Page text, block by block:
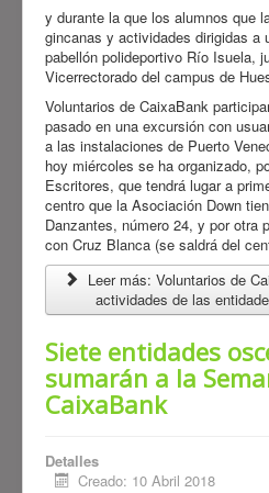
y durante la que los alumnos que
gincanas y actividades dirigidas a
pabellón polideportivo Río Isuela,
Vicerrectorado del campus de
Voluntarios de CaixaBank
pasado en una excursión con
a las instalaciones de Puerto
hoy miércoles se ha organizado,
Escritores, que tendrá lugar a
centro que la Asociación Down
Danzantes, número 24, y por otra
con Cruz Blanca (se saldrá del
Leer más: Voluntarios de
actividades de las
Siete entidades
sumarán a la
CaixaBank
Detalles
Creado: 10 Abril 2018